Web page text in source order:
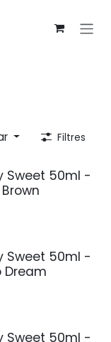
Filtres
Sweet 50ml -
Sweet 50ml -
Dream
Sweet 50ml -